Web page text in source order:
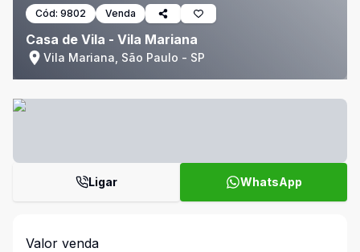
Cód: 9802 Venda
Casa de Vila - Vila Mariana
Vila Mariana, São Paulo - SP
Ligar WhatsApp
Valor venda